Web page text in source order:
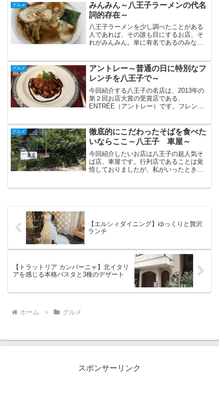
店に行く際はクルマが必要ですね。こち
らがお店です。かわいら...
グルメ
みんみん～八王子ラーメンの代名
詞的存在～
八王子ラーメンを少し調べたことがある
人であれば、その誰も目にするお店、そ
れがみんみん。単に有名であるのみなら
名店「食べログ ベストラーメン
2014」を受賞する...
グルメ
アントレー～普通の日に特別なフ
レンチを八王子で～
今回紹介する八王子の名店は、2013年の
第２回お店大賞の受賞店である、
ENTRÉE（アントレー）です。フレンチ
レンチのお店です。アクセスも西八王子
の駅から一直線。...
グルメ
徹底的にこだわったそばを食べた
いならここ～八王子 車屋～
今回紹介したいお店は八王子の超人気そ
ば店、車屋です。行列店であることは覚
悟しておりましたが、私がいったときも
【エルシィダイニング】ゆっくりと贅沢
ランチ
【トラットリア カンパーニャ】北イタリ
アを感じる本格パスタと3種のデザート
ホーム グルメ
スポンサーリンク